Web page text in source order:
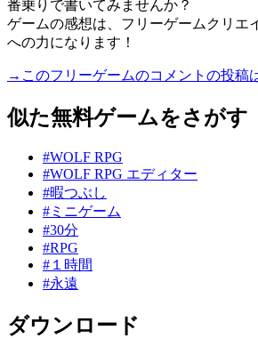
番乗りで書いてみませんか？
ゲームの感想は、フリーゲームクリエ
への力になります！
→このフリーゲームのコメントの投稿
似た無料ゲームをさがす
#WOLF RPG
#WOLF RPG エディター
#暇つぶし
#ミニゲーム
#30分
#RPG
#１時間
#永遠
ダウンロード